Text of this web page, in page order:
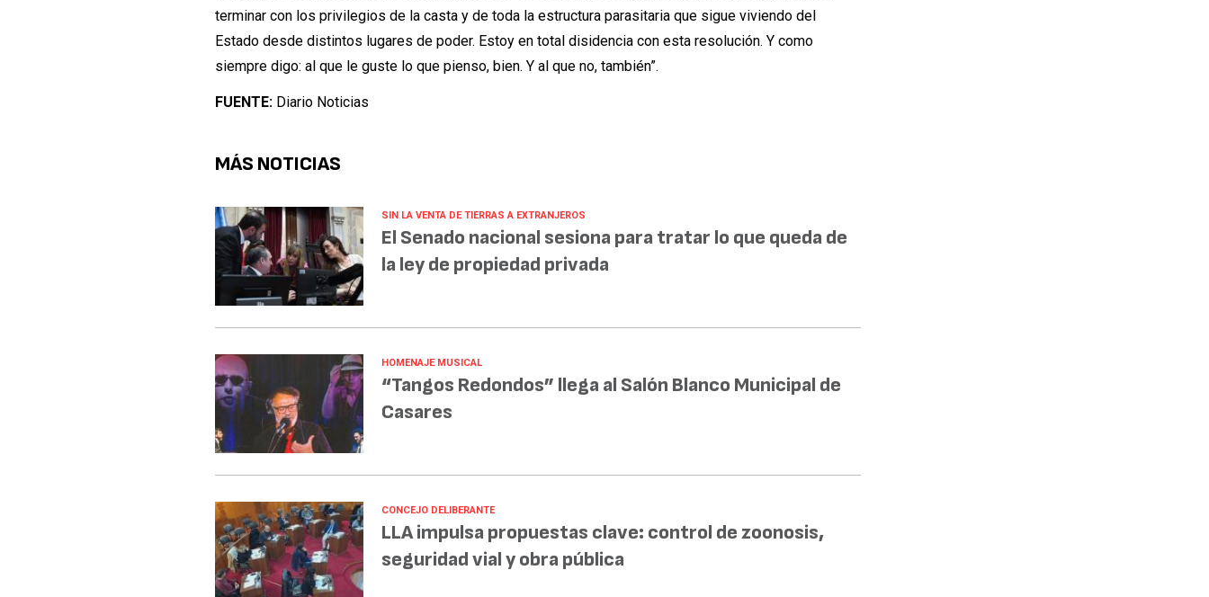
terminar con los privilegios de la casta y de toda la estructura parasitaria que sigue viviendo del
Estado desde distintos lugares de poder. Estoy en total disidencia con esta resolución. Y como
siempre digo: al que le guste lo que pienso, bien. Y al que no, también”.
FUENTE: Diario Noticias
MÁS NOTICIAS
SIN LA VENTA DE TIERRAS A EXTRANJEROS
El Senado nacional sesiona para tratar lo que queda de
la ley de propiedad privada
HOMENAJE MUSICAL
“Tangos Redondos” llega al Salón Blanco Municipal de
Casares
CONCEJO DELIBERANTE
LLA impulsa propuestas clave: control de zoonosis,
seguridad vial y obra pública